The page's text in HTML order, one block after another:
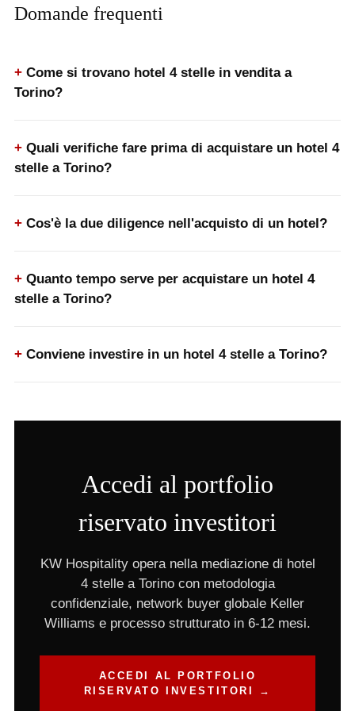
Domande frequenti
Come si trovano hotel 4 stelle in vendita a
Torino?
Quali verifiche fare prima di acquistare un hotel 4
stelle a Torino?
Cos'è la due diligence nell'acquisto di un hotel?
Quanto tempo serve per acquistare un hotel 4
stelle a Torino?
Conviene investire in un hotel 4 stelle a Torino?
Accedi al portfolio
riservato investitori
KW Hospitality opera nella mediazione di hotel
4 stelle a Torino con metodologia
confidenziale, network buyer globale Keller
Williams e processo strutturato in 6-12 mesi.
ACCEDI AL PORTFOLIO
RISERVATO INVESTITORI →